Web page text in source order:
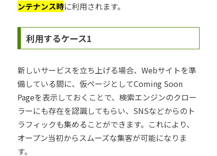
ンテナンス時に利用されます。
利用するケース1
新しいサービスを立ち上げる場合、Webサイトを準
備している間に、仮ページとしてComing Soon
Pageを表示しておくことで、検索エンジンのクロー
ラーにも存在を認識してもらい、SNSなどからのト
ラフィックも集めることができます。これにより、
オープン当初からスムーズな集客が可能になりま
す。